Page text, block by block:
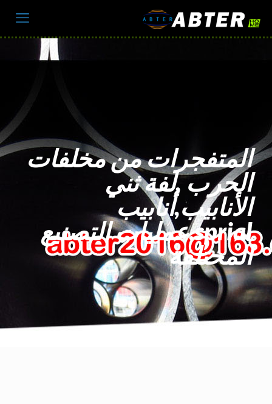
المتفجرات من مخلفات
الحرب ,لفة ثني
الأنابيب,أنابيب
sprial,عمليات التصنيع
المختلفة